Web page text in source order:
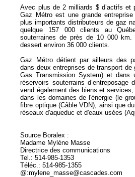
Avec plus de 2 milliards $ d’actifs et
Gaz Métro est une grande
plus importants distributeurs de gaz
quelque 157 000 clients au
souterraines de près de 10 000
dessert environ 36 000 clients.
Gaz Métro détient par ailleurs des
dans deux entreprises de transport
Gas Transmission System) et dans
réservoirs souterrains
vend également des biens et
dans les domaines de l'énergie (le
fibre optique (Câble VDN), ainsi que
réseaux d'aqueduc et d'eaux usées
Source Boralex :
Madame Mylène Masse
Directrice des communications
Tel.: 514-985-1353
Téléc.: 514-985-1355
@:mylene_masse@cascades.com